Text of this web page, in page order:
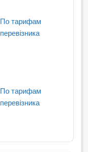
По тарифам
перевізника
По тарифам
перевізника